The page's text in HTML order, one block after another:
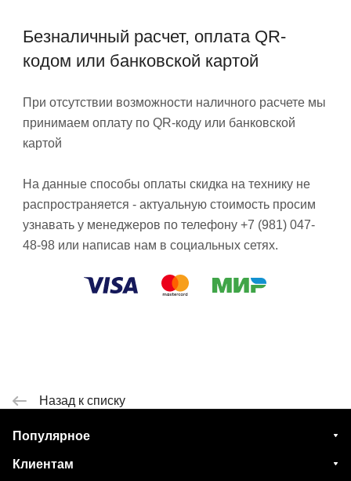
Безналичный расчет, оплата QR-
кодом или банковской картой
При отсутствии возможности наличного расчете мы
принимаем оплату по QR-коду или банковской
картой
На данные способы оплаты скидка на технику не
распространяется - актуальную стоимость просим
узнавать у менеджеров по телефону +7 (981) 047-
48-98 или написав нам в социальных сетях.
Назад к списку
Популярное
Клиентам